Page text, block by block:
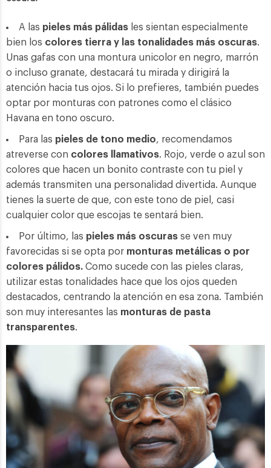
A las pieles más pálidas les sientan especialmente
bien los colores tierra y las tonalidades más oscuras.
Unas gafas con una montura unicolor en negro, marrón
o incluso granate, destacará tu mirada y dirigirá la
atención hacia tus ojos. Si lo prefieres, también puedes
optar por monturas con patrones como el clásico
Havana en tono oscuro.
Para las pieles de tono medio, recomendamos
atreverse con colores llamativos. Rojo, verde o azul son
colores que hacen un bonito contraste con tu piel y
además transmiten una personalidad divertida. Aunque
tienes la suerte de que, con este tono de piel, casi
cualquier color que escojas te sentará bien.
Por último, las pieles más oscuras se ven muy
favorecidas si se opta por monturas metálicas o por
colores pálidos. Como sucede con las pieles claras,
utilizar estas tonalidades hace que los ojos queden
destacados, centrando la atención en esa zona. También
son muy interesantes las monturas de pasta
transparentes.